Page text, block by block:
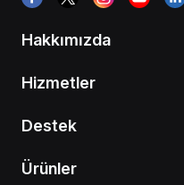
Hakkımızda
Hizmetler
Destek
Ürünler